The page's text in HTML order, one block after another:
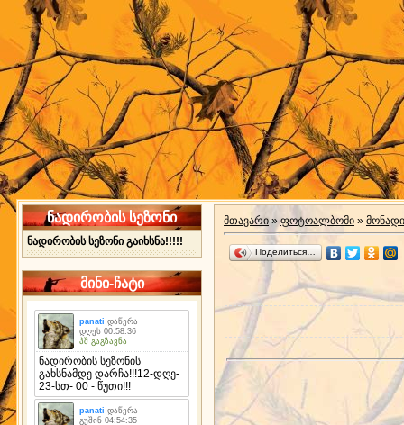
ნადირობის სეზონი
ნადირობის სეზონი გაიხსნა!!!!!
მინი-ჩატი
მთავარი » ფოტოალბომი »
Поделиться…